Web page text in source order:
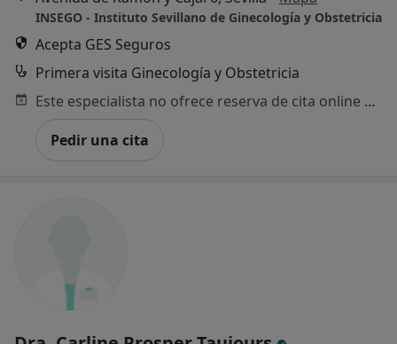
INSEGO - Instituto Sevillano de Ginecología y Obstetricia
Acepta GES Seguros
Primera visita Ginecología y Obstetricia
Este especialista no ofrece reserva de cita online en esta dirección.
Pedir una cita